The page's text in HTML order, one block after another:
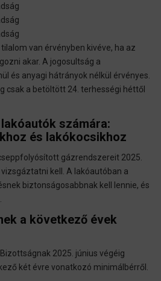
van érvényben kivéve, ha az
akar. A jogosultság a
és anyagi hátrányok nélkül érvényes.
csak a betöltött 24. terhességi héttől
számára:
és lakókocsikhoz
gázrendszereit 2025.
kell. A lakóautóban a
biztonságosabbnak kell lennie, és
a következő évek
2025. június végéig
két évre vonatkozó minimálbérről.